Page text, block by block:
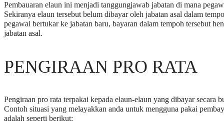
Pembauaran elaun ini menjadi tanggungjawab jabatan di mana
Sekiranya elaun tersebut belum dibayar oleh jabatan asal dalam
pegawai bertukar ke jabatan baru, bayaran dalam tempoh tersebut
jabatan asal.
PENGIRAAN PRO RATA
Pengiraan pro rata terpakai kepada elaun-elaun yang dibayar secara
Contoh situasi yang melayakkan anda untuk mengguna pakai
adalah seperti berikut: